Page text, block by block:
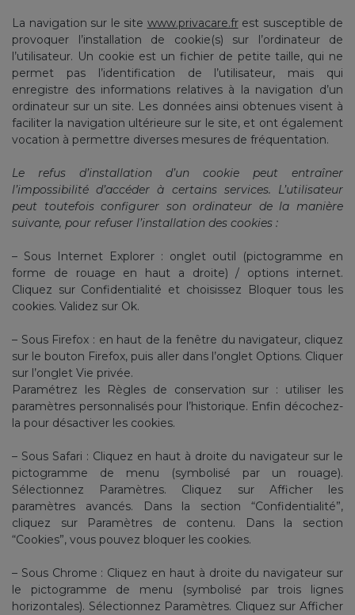
La navigation sur le site www.privacare.frest susceptible de
provoquer l’installation de cookie(s) sur l’ordinateur de
l’utilisateur. Un cookie est un fichier de petite taille, qui ne
permet pas l’identification de l’utilisateur, mais qui
enregistre des informations relatives à la navigation d’un
ordinateur sur un site. Les données ainsi obtenues visent à
faciliter la navigation ultérieure sur le site, et ont également
vocation à permettre diverses mesures de fréquentation.
Le refus d’installation d’un cookie peut entraîner
l’impossibilité d’accéder à certains services. L’utilisateur
peut toutefois configurer son ordinateur de la manière
suivante, pour refuser l’installation des cookies :
– Sous Internet Explorer : onglet outil (pictogramme en
forme de rouage en haut a droite) / options internet.
Cliquez sur Confidentialité et choisissez Bloquer tous les
cookies. Validez sur Ok.
– Sous Firefox : en haut de la fenêtre du navigateur, cliquez
sur le bouton Firefox, puis aller dans l’onglet Options. Cliquer
sur l’onglet Vie privée.
Paramétrez les Règles de conservation sur : utiliser les
paramètres personnalisés pour l’historique. Enfin décochez-
la pour désactiver les cookies.
– Sous Safari : Cliquez en haut à droite du navigateur sur le
pictogramme de menu (symbolisé par un rouage).
Sélectionnez Paramètres. Cliquez sur Afficher les
paramètres avancés. Dans la section “Confidentialité”,
cliquez sur Paramètres de contenu. Dans la section
“Cookies”, vous pouvez bloquer les cookies.
– Sous Chrome : Cliquez en haut à droite du navigateur sur
le pictogramme de menu (symbolisé par trois lignes
horizontales). Sélectionnez Paramètres. Cliquez sur Afficher